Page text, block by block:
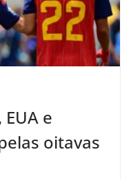
e
oitavas